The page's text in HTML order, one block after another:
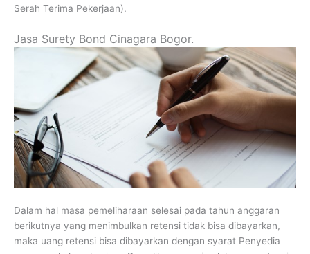
Serah Terima Pekerjaan).
Jasa Surety Bond Cinagara Bogor.
Dalam hal masa pemeliharaan selesai pada tahun anggaran
berikutnya yang menimbulkan retensi tidak bisa dibayarkan,
maka uang retensi bisa dibayarkan dengan syarat Penyedia